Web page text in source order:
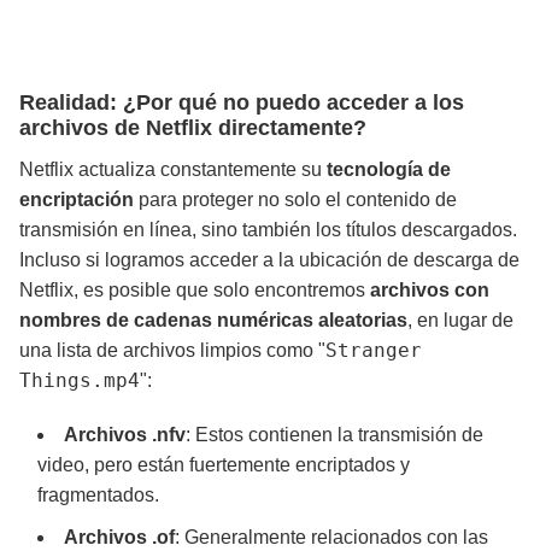
Realidad: ¿Por qué no puedo acceder a los
archivos de Netflix directamente?
Netflix actualiza constantemente su tecnología de
encriptación para proteger no solo el contenido de
transmisión en línea, sino también los títulos descargados.
Incluso si logramos acceder a la ubicación de descarga de
Netflix, es posible que solo encontremos archivos con
nombres de cadenas numéricas aleatorias, en lugar de
una lista de archivos limpios como "Stranger
Things.mp4":
Archivos .nfv: Estos contienen la transmisión de
video, pero están fuertemente encriptados y
fragmentados.
Archivos .of: Generalmente relacionados con las